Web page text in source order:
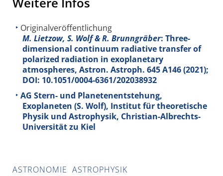
Originalveröffentlichung
M. Lietzow, S. Wolf & R. Brunngräber: Three-
dimensional continuum radiative transfer of
polarized radiation in exoplanetary
atmospheres, Astron. Astroph. 645A146 (2021);
DOI: 10.1051/0004-6361/202038932
AG Stern- und Planetenentstehung,
Exoplaneten (S. Wolf), Institut für theoretische
Physik und Astrophysik, Christian-Albrechts-
Universität zu Kiel
ASTRONOMIE ASTROPHYSIK